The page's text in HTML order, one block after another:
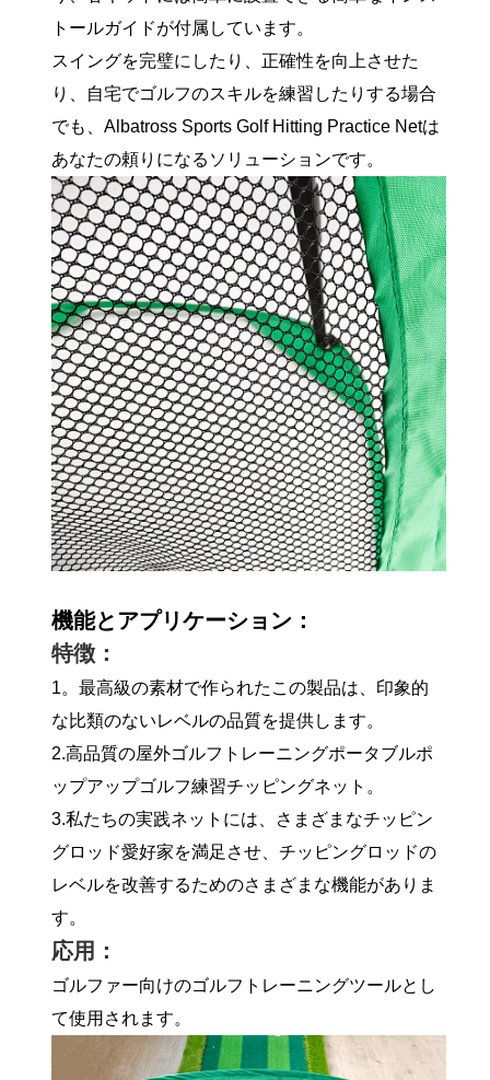
トールガイドが付属しています。
スイングを完璧にしたり、正確性を向上させた
り、自宅でゴルフのスキルを練習したりする場合
でも、Albatross Sports Golf Hitting Practice Netは
あなたの頼りになるソリューションです。
機能とアプリケーション：
特徴：
1。最高級の素材で作られたこの製品は、印象的
な比類のないレベルの品質を提供します。
2.高品質の屋外ゴルフトレーニングポータブルポ
ップアップゴルフ練習チッピングネット。
3.私たちの実践ネットには、さまざまなチッピン
グロッド愛好家を満足させ、チッピングロッドの
レベルを改善するためのさまざまな機能がありま
す。
応用：
ゴルファー向けのゴルフトレーニングツールとし
て使用されます。